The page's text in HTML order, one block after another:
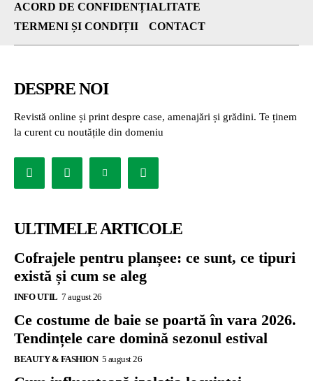
ACORD DE CONFIDENȚIALITATE
TERMENI ȘI CONDIȚII
CONTACT
DESPRE NOI
Revistă online și print despre case, amenajări și grădini. Te ținem
la curent cu noutățile din domeniu
ULTIMELE ARTICOLE
Cofrajele pentru planșee: ce sunt, ce tipuri
există și cum se aleg
INFO UTIL 7 august 26
Ce costume de baie se poartă în vara 2026.
Tendințele care domină sezonul estival
BEAUTY & FASHION 5 august 26